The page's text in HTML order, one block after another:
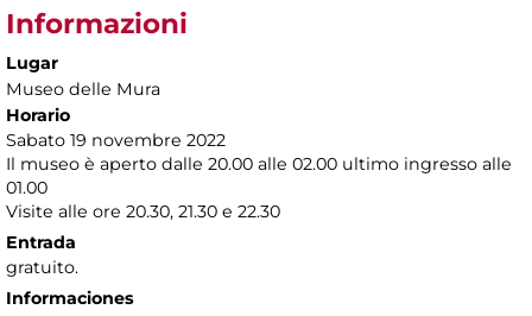
Informazioni
Lugar
Museo delle Mura
Horario
Sabato 19 novembre 2022
​Il museo è aperto dalle 20.00 alle 02.00 ultimo ingresso alle
01.00
Visite alle ore 20.30, 21.30 e 22.30
Entrada
gratuito.
Informaciones